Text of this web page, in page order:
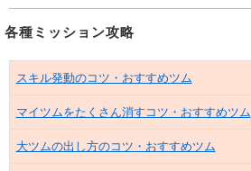
各種ミッション攻略
スキル発動のコツ・おすすめツム
マイツムをたくさん消すコツ・おすすめツム
大ツムの出し方のコツ・おすすめツム